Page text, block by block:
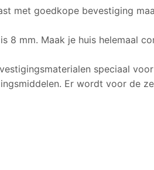
met goedkope bevestiging
8 mm. Maak je huis helemaal
speciaal
Er wordt voor de